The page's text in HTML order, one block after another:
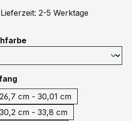
2-5 Werktage
auswählen
auswählen
3XS Brustumfang: 26,7 cm - 30,01 cm
cm - 33,8 cm